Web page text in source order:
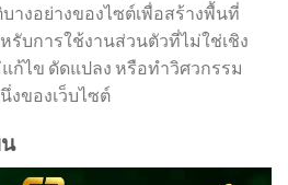
งอย่างของไซต์เพื่อสร้างพื้นที่
บการใช้งานส่วนตัวที่ไม่ใช่เชิง
ก้ไข ดัดแปลง หรือทำวิศวกรรม
ของเว็บไซต์